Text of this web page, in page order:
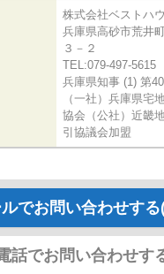
株式会社ベストハ
兵庫県高砂市荒井
３－２
TEL:079-497-5615
兵庫県知事 (1) 第
（一社）兵庫県宅
協会（公社）近畿
引協議会加盟
でお問い合わせする
話でお問い合わせす